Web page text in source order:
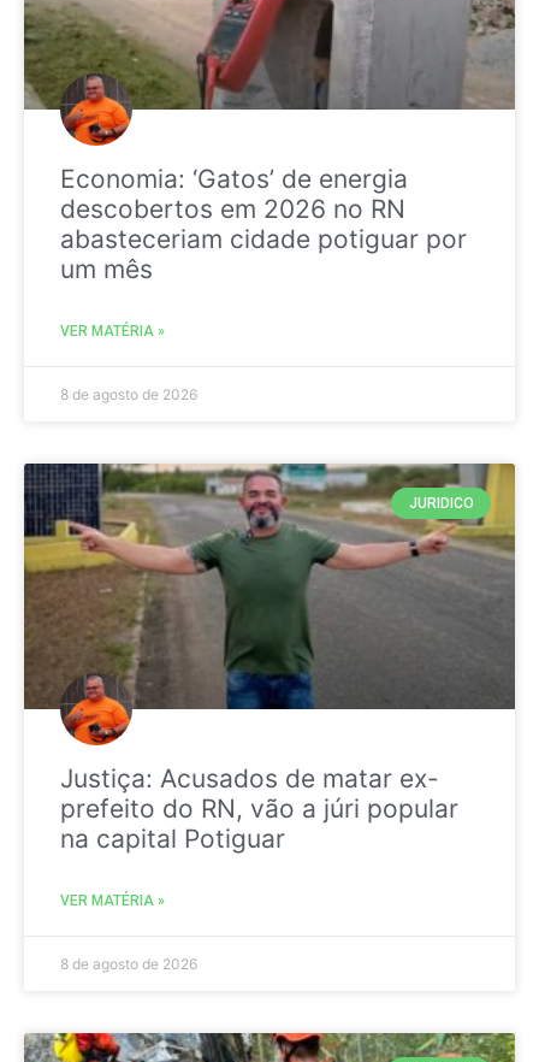
Economia: ‘Gatos’ de energia
descobertos em 2026 no RN
abasteceriam cidade potiguar por
um mês
VER MATÉRIA »
8 de agosto de 2026
JURIDICO
Justiça: Acusados de matar ex-
prefeito do RN, vão a júri popular
na capital Potiguar
VER MATÉRIA »
8 de agosto de 2026